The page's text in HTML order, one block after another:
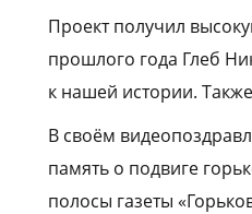
Проект получил
прошлого года Глеб
к нашей истории.
В своём
память о подвиге
полосы газеты